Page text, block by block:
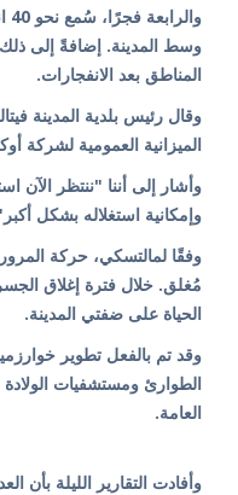
وسط المدينة. إضافةً إلى
المناطق بعد الانفجارات.
وقال رئيس بلدية المدينة
الميزانية العمومية لشركة
وأشار إلى أننا "ننتظر الآن
وإمكانية استغلاله بشكل
وفقًا لمالتسكي، حركة
مُغلق. خلال فترة إغلاق
الحياة على ضفتي المدينة.
وقد تم بالفعل تطوير
الطوارئ ومستشفيات
العامة.
وأفادت التقارير الليلة بأن